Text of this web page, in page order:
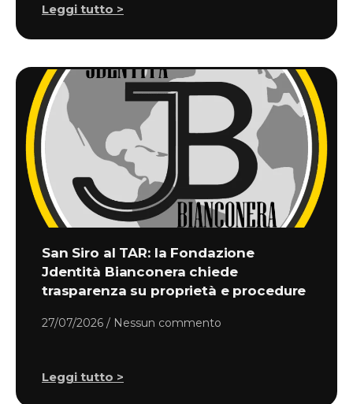
Leggi tutto >
San Siro al TAR: la Fondazione
Jdentità Bianconera chiede
trasparenza su proprietà e procedure
27/07/2026 Nessun commento
Leggi tutto >